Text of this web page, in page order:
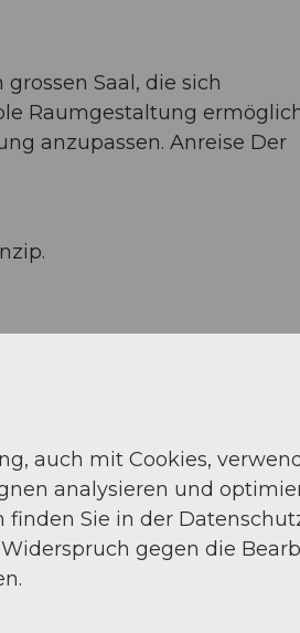
Saal, die sich
Raumgestaltung
anzupassen. Anreise Der
auch mit Cookies,
analysieren und
finden Sie in der
gegen die